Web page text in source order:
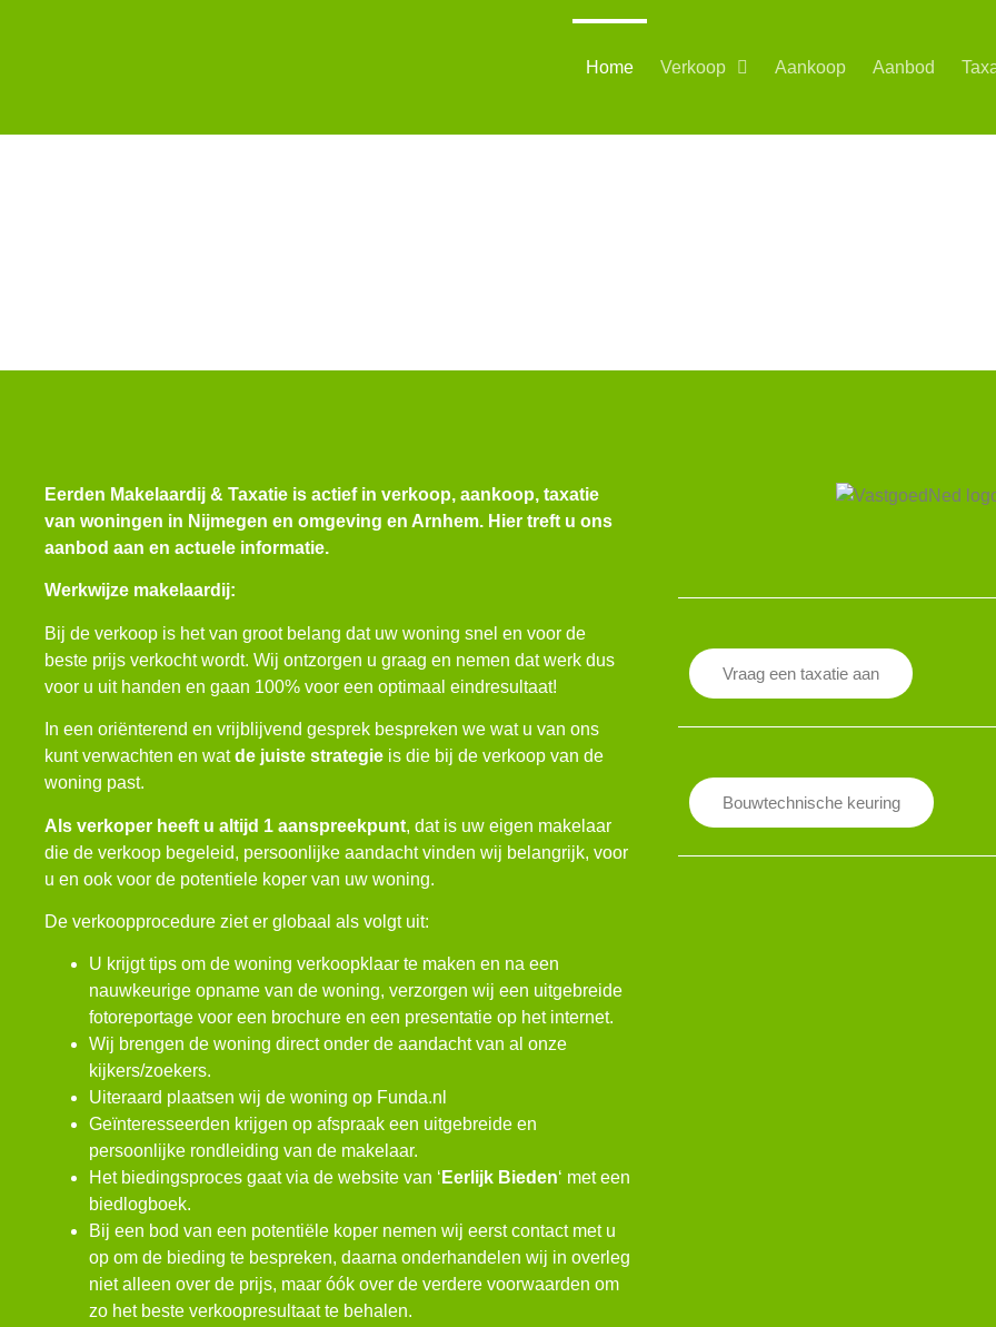
Home Verkoop Aankoop Aanbod
Eerden Makelaardij & Taxatie is actief in verkoop, aankoop, taxatie
van woningen in Nijmegen en omgeving en Arnhem. Hier treft u ons
aanbod aan en actuele informatie.
Werkwijze makelaardij:
Bij de verkoop is het van groot belang dat uw woning snel en voor de
beste prijs verkocht wordt. Wij ontzorgen u graag en nemen dat werk dus
voor u uit handen en gaan 100% voor een optimaal eindresultaat!
In een oriënterend en vrijblijvend gesprek bespreken we wat u van ons
kunt verwachten en watde juiste strategie is die bij de verkoop van de
woning past.
Als verkoper heeft u altijd 1 aanspreekpunt, dat is uw eigen makelaar
die de verkoop begeleid, persoonlijke aandacht vinden wij belangrijk, voor
u en ook voor de potentiele koper van uw woning.
De verkoopprocedure ziet er globaal als volgt uit:
U krijgt tips om de woning verkoopklaar te maken en na een
nauwkeurige opname van de woning, verzorgen wij een uitgebreide
fotoreportage voor een brochure en een presentatie op het internet.
Wij brengen de woning direct onder de aandacht van al onze
kijkers/zoekers.
Uiteraard plaatsen wij de woning op Funda.nl
Geïnteresseerden krijgen op afspraak een uitgebreide en
persoonlijke rondleiding van de makelaar.
Het biedingsproces gaat via de website van ‘ Eerlijk Bieden‘ met een
biedlogboek.
Bij een bod van een potentiële koper nemen wij eerst contact met u
op om de bieding te bespreken, daarna onderhandelen wij in overleg
niet alleen over de prijs, maar óók over de verdere voorwaarden om
zo het beste verkoopresultaat te behalen.
Vraag een taxatie aan
Bouwtechnische keuring